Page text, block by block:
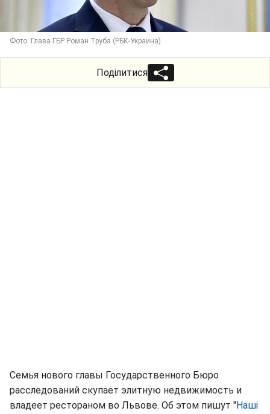
Фото: Глава ГБР Роман Труба (РБК-Украина)
Поділитися
Семья нового главы Государственного Бюро
расследований скупает элитную недвижимость и
владеет рестораном во Львове. Об этом пишут "Наші